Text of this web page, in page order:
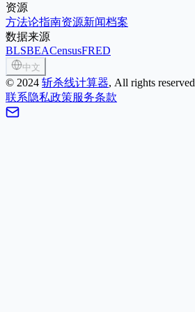
资源
方法论指南资源新闻档案
数据来源
BLSBEACensusFRED
中文
© 2024 斩杀线计算器, All rights reserved
联系隐私政策服务条款